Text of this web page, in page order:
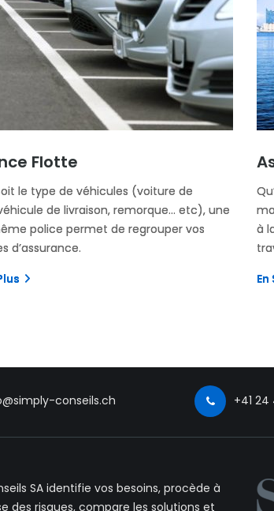
Flotte
le type de véhicules (voiture de
de livraison, remorque… etc), une
police permet de regrouper vos
d’assurance.
à
conseils.ch +41 24
SA identifie vos besoins, procède à
des risques, compare les solutions et